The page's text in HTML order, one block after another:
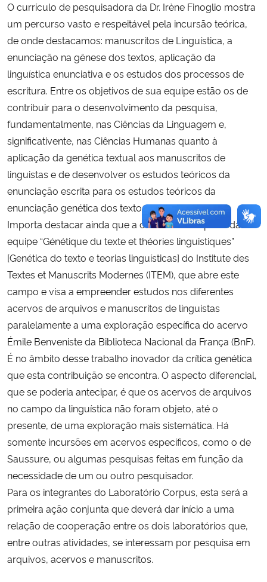
O currículo de pesquisadora da Dr. Irène Finoglio mostra
um percurso vasto e respeitável pela incursão teórica,
de onde destacamos: manuscritos de Linguística, a
enunciação na gênese dos textos, aplicação da
linguística enunciativa e os estudos dos processos de
escritura. Entre os objetivos de sua equipe estão os de
contribuir para o desenvolvimento da pesquisa,
fundamentalmente, nas Ciências da Linguagem e,
significativente, nas Ciências Humanas quanto à
aplicação da genética textual aos manuscritos de
linguistas e de desenvolver os estudos teóricos da
enunciação escrita para os estudos teóricos da
enunciação genética dos textos.
Importa destacar ainda que a convidada faz parte da
equipe “Génétique du texte et théories linguistiques”
[Genética do texto e teorias linguísticas] do Institute des
Textes et Manuscrits Modernes (ITEM), que abre este
campo e visa a empreender estudos nos diferentes
acervos de arquivos e manuscritos de linguistas
paralelamente a uma exploração específica do acervo
Émile Benveniste da Biblioteca Nacional da França (BnF).
É no âmbito desse trabalho inovador da crítica genética
que esta contribuição se encontra. O aspecto diferencial,
que se poderia antecipar, é que os acervos de arquivos
no campo da linguística não foram objeto, até o
presente, de uma exploração mais sistemática. Há
somente incursões em acervos específicos, como o de
Saussure, ou algumas pesquisas feitas em função da
necessidade de um ou outro pesquisador.
Para os integrantes do Laboratório Corpus, esta será a
primeira ação conjunta que deverá dar início a uma
relação de cooperação entre os dois laboratórios que,
entre outras atividades, se interessam por pesquisa em
arquivos, acervos e manuscritos.